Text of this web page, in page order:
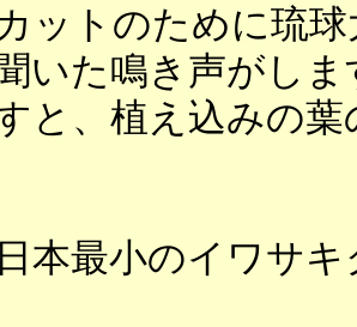
ットのために琉
いた鳴き声がしま
と、植え込みの
本最小のイワサ